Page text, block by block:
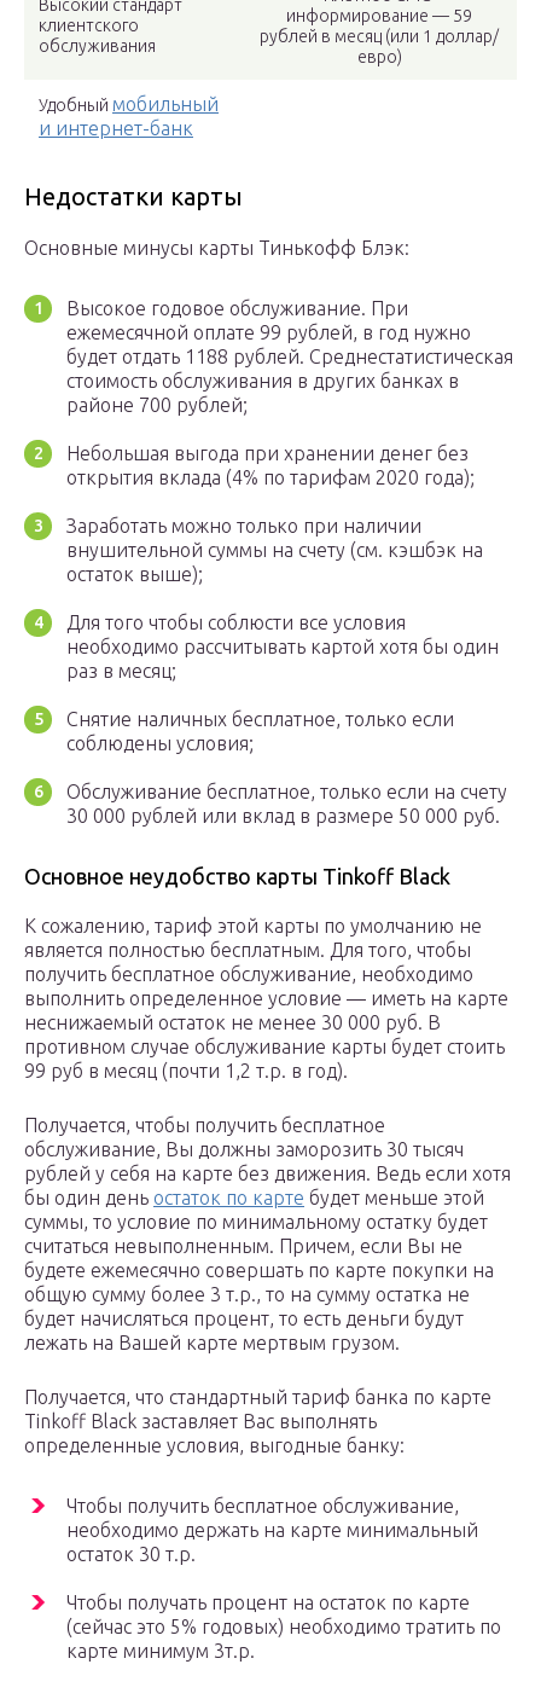
Высокий стандарт
клиентского
обслуживания
информирование — 59
рублей в месяц (или 1 доллар/
евро)
Удобный мобильный
и интернет-банк
Недостатки карты
Основные минусы карты Тинькофф Блэк:
Высокое годовое обслуживание. При
ежемесячной оплате 99 рублей, в год нужно
будет отдать 1188 рублей. Среднестатистическая
стоимость обслуживания в других банках в
районе 700 рублей;
Небольшая выгода при хранении денег без
открытия вклада (4% по тарифам 2020 года);
Заработать можно только при наличии
внушительной суммы на счету (см. кэшбэк на
остаток выше);
Для того чтобы соблюсти все условия
необходимо рассчитывать картой хотя бы один
раз в месяц;
Снятие наличных бесплатное, только если
соблюдены условия;
Обслуживание бесплатное, только если на счету
30 000 рублей или вклад в размере 50 000 руб.
Основное неудобство карты Tinkoff Black
К сожалению, тариф этой карты по умолчанию не
является полностью бесплатным. Для того, чтобы
получить бесплатное обслуживание, необходимо
выполнить определенное условие — иметь на карте
неснижаемый остаток не менее 30 000 руб. В
противном случае обслуживание карты будет стоить
99 руб в месяц (почти 1,2 т.р. в год).
Получается, чтобы получить бесплатное
обслуживание, Вы должны заморозить 30 тысяч
рублей у себя на карте без движения. Ведь если хотя
бы один день остаток по карте будет меньше этой
суммы, то условие по минимальному остатку будет
считаться невыполненным. Причем, если Вы не
будете ежемесячно совершать по карте покупки на
общую сумму более 3 т.р., то на сумму остатка не
будет начисляться процент, то есть деньги будут
лежать на Вашей карте мертвым грузом.
Получается, что стандартный тариф банка по карте
Tinkoff Black заставляет Вас выполнять
определенные условия, выгодные банку:
Чтобы получить бесплатное обслуживание,
необходимо держать на карте минимальный
остаток 30 т.р.
Чтобы получать процент на остаток по карте
(сейчас это 5% годовых) необходимо тратить по
карте минимум 3т.р.